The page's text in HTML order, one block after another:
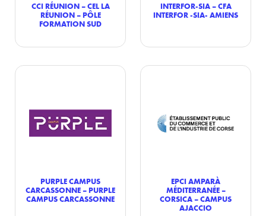
CCI RÉUNION – CEL LA
RÉUNION – PÔLE
FORMATION SUD
INTERFOR-SIA – CFA
INTERFOR -SIA- AMIENS
PURPLE CAMPUS
CARCASSONNE – PURPLE
CAMPUS CARCASSONNE
EPCI AMPARÀ
MÉDITERRANÉE –
CORSICA – CAMPUS
AJACCIO